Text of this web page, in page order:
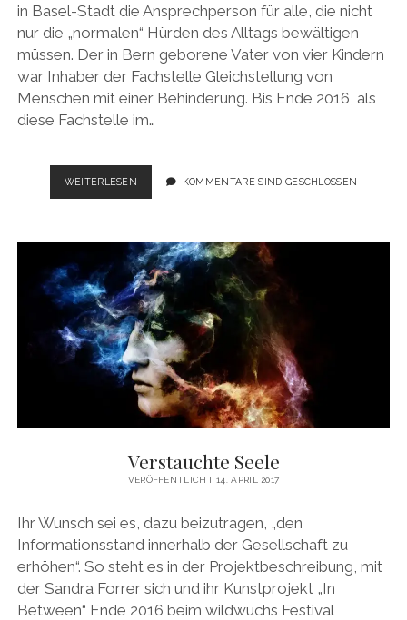
in Basel-Stadt die Ansprechperson für alle, die nicht
nur die „normalen“ Hürden des Alltags bewältigen
müssen. Der in Bern geborene Vater von vier Kindern
war Inhaber der Fachstelle Gleichstellung von
Menschen mit einer Behinderung. Bis Ende 2016, als
diese Fachstelle im…
WEITERLESEN SCHEITERN
ALS
KOMMENTARE SIND GESCHLOSSEN
Verstauchte Seele
VERÖFFENTLICHT 14. APRIL 2017
Ihr Wunsch sei es, dazu beizutragen, „den
Informationsstand innerhalb der Gesellschaft zu
erhöhen“. So steht es in der Projektbeschreibung, mit
der Sandra Forrer sich und ihr Kunstprojekt „In
Between“ Ende 2016 beim wildwuchs Festival